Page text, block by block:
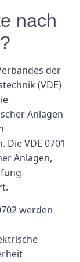
nach
der
(VDE)
Anlagen
VDE 0701
Anlagen,
werden